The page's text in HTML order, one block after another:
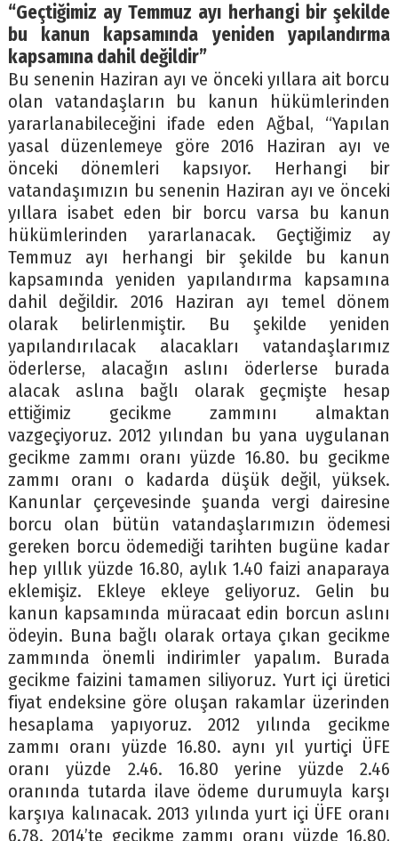
“Geçtiğimiz ay Temmuz ayı herhangi bir şekilde
bu kanun kapsamında yeniden yapılandırma
kapsamına dahil değildir”
Bu senenin Haziran ayı ve önceki yıllara ait borcu
olan vatandaşların bu kanun hükümlerinden
yararlanabileceğini ifade eden Ağbal, “Yapılan
yasal düzenlemeye göre 2016 Haziran ayı ve
önceki dönemleri kapsıyor. Herhangi bir
vatandaşımızın bu senenin Haziran ayı ve önceki
yıllara isabet eden bir borcu varsa bu kanun
hükümlerinden yararlanacak. Geçtiğimiz ay
Temmuz ayı herhangi bir şekilde bu kanun
kapsamında yeniden yapılandırma kapsamına
dahil değildir. 2016 Haziran ayı temel dönem
olarak belirlenmiştir. Bu şekilde yeniden
yapılandırılacak alacakları vatandaşlarımız
öderlerse, alacağın aslını öderlerse burada
alacak aslına bağlı olarak geçmişte hesap
ettiğimiz gecikme zammını almaktan
vazgeçiyoruz. 2012 yılından bu yana uygulanan
gecikme zammı oranı yüzde 16.80. bu gecikme
zammı oranı o kadarda düşük değil, yüksek.
Kanunlar çerçevesinde şuanda vergi dairesine
borcu olan bütün vatandaşlarımızın ödemesi
gereken borcu ödemediği tarihten bugüne kadar
hep yıllık yüzde 16.80, aylık 1.40 faizi anaparaya
eklemişiz. Ekleye ekleye geliyoruz. Gelin bu
kanun kapsamında müracaat edin borcun aslını
ödeyin. Buna bağlı olarak ortaya çıkan gecikme
zammında önemli indirimler yapalım. Burada
gecikme faizini tamamen siliyoruz. Yurt içi üretici
fiyat endeksine göre oluşan rakamlar üzerinden
hesaplama yapıyoruz. 2012 yılında gecikme
zammı oranı yüzde 16.80. aynı yıl yurtiçi ÜFE
oranı yüzde 2.46. 16.80 yerine yüzde 2.46
oranında tutarda ilave ödeme durumuyla karşı
karşıya kalınacak. 2013 yılında yurt içi ÜFE oranı
6.78. 2014’te gecikme zammı oranı yüzde 16.80,